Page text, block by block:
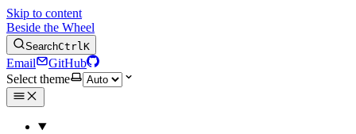
Skip to content
Beside the Wheel
SearchCtrlK
Email
GitHub
Select theme